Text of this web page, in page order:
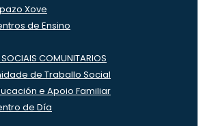
Xove
de Ensino
COMUNITARIOS
de Traballo Social
e Apoio Familiar
de Día